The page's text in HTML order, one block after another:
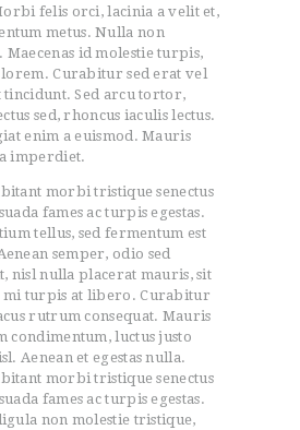
felis orci, lacinia a velit et,
metus. Nulla non
id molestie turpis,
Curabitur sed erat vel
Sed arcu tortor,
sed, rhoncus iaculis lectus.
enim a euismod. Mauris
imperdiet.
morbi tristique senectus
fames ac turpis egestas.
tellus, sed fermentum est
semper, odio sed
nisl nulla placerat mauris, sit
mi turpis at libero. Curabitur
rutrum consequat. Mauris
condimentum, luctus justo
Aenean et egestas nulla.
morbi tristique senectus
fames ac turpis egestas.
non molestie tristique,